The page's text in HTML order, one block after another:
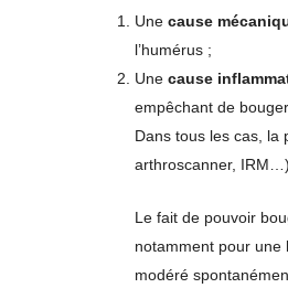
Une cause
l’humérus ;
Une cause
empêchant de
Dans tous les cas, la
arthroscanner,
Le fait de pouvoir
notamment pour une
modéré